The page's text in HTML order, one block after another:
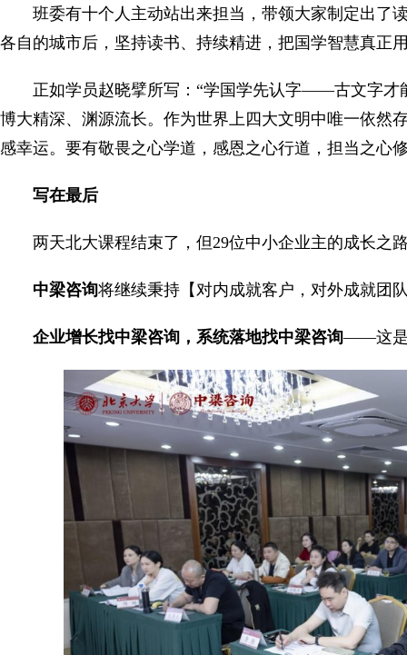
班委有十个人主动站出来担当，带领大家制定出了
各自的城市后，坚持读书、持续精进，把国学智慧真正
正如学员赵晓擘所写：“学国学先认字——古文字才
博大精深、渊源流长。作为世界上四大文明中唯一依然
感幸运。要有敬畏之心学道，感恩之心行道，担当之心
写在最后
两天北大课程结束了，但29位中小企业主的成长之
中梁咨询将继续秉持【对内成就客户，对外成就团
企业增长找中梁咨询，系统落地找中梁咨询——这是